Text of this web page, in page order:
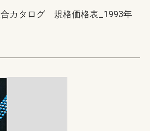
カタログ 規格価格表_1993年